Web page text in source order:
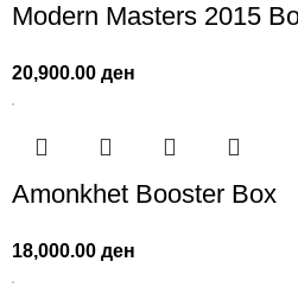
Modern Masters 2015
20,900.00ден
Amonkhet Booster Box
18,000.00ден